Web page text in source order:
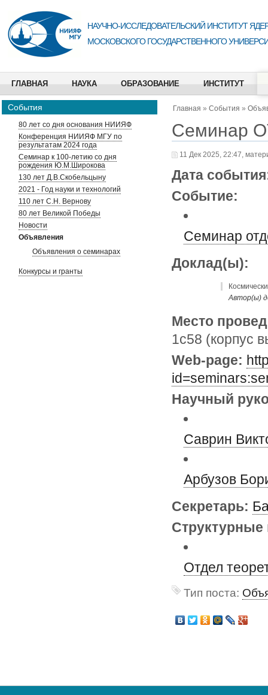
НАУЧНО-ИССЛЕДОВАТЕЛЬСКИЙ ИНСТИТУТ
МОСКОВСКОГО ГОСУДАРСТВЕННОГО
ГЛАВНАЯ НАУКА ОБРАЗОВАНИЕ ИНСТИТУТ
События
80 лет со дня основания НИИЯФ
Конференция НИИЯФ МГУ по
результатам 2024 года
Семинар к 100-летию со дня
рождения Ю.М.Широкова
130 лет Д.В.Скобельцыну
2021 - Год науки и технологий
110 лет С.Н. Вернову
80 лет Великой Победы
Новости
Объявления
Объявления о семинарах
Конкурсы и гранты
Главная » События »
Семинар
11 Дек 2025, 22:47,
Дата
Событие:
Семинар
Доклад(ы):
Автор(ы)
Место
1с58 (корпус
Web-page:
Научный
Саврин
Арбузов
Секретарь:
Структурные
Отдел
Тип поста: